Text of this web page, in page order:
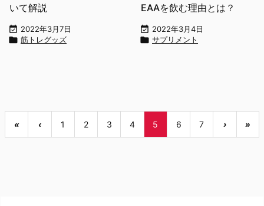
いて解説
 2022年3月7日
 筋トレグッズ
EAAを飲む理由とは？
 2022年3月4日
 サプリメント
« ‹ 1 2 3 4 5 6 7 › »